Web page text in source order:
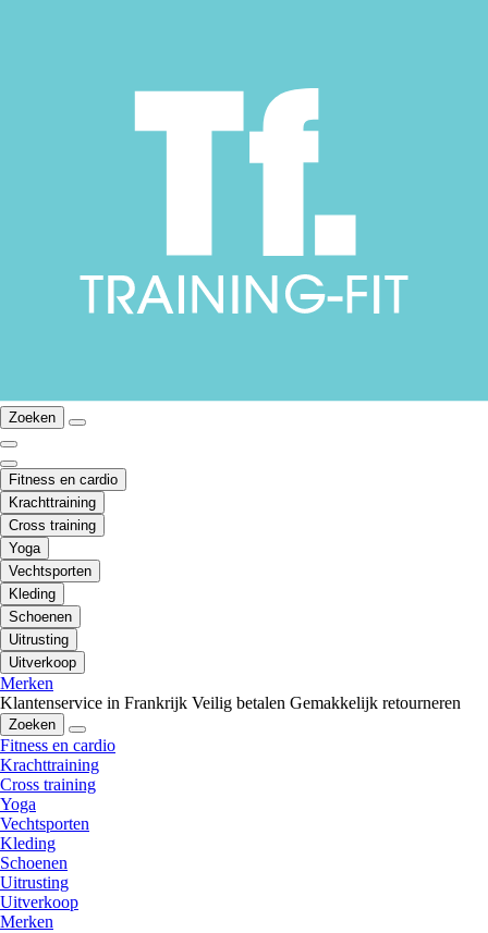
Zoeken
Fitness en cardio
Krachttraining
Cross training
Yoga
Vechtsporten
Kleding
Schoenen
Uitrusting
Uitverkoop
Merken
Klantenservice in Frankrijk Veilig betalen Gemakkelijk retourneren
Zoeken
Fitness en cardio
Krachttraining
Cross training
Yoga
Vechtsporten
Kleding
Schoenen
Uitrusting
Uitverkoop
Merken